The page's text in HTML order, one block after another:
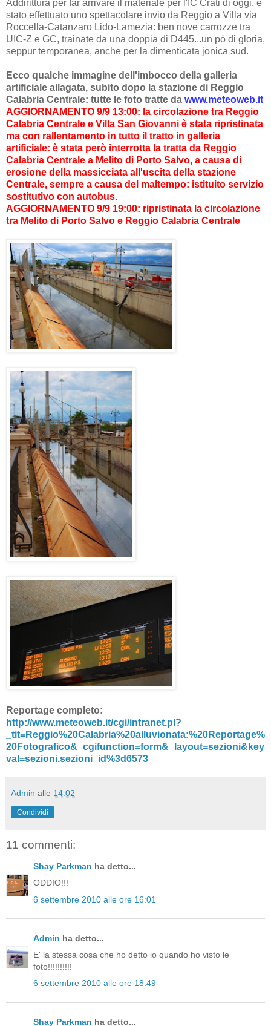
Addirittura per far arrivare il materiale per l'IC Crati di oggi, è
stato effettuato uno spettacolare invio da Reggio a Villa via
Roccella-Catanzaro Lido-Lamezia: ben nove carrozze tra
UIC-Z e GC, trainate da una doppia di D445...un pò di gloria,
seppur temporanea, anche per la dimenticata jonica sud.
Ecco qualche immagine dell'imbocco della galleria
artificiale allagata, subito dopo la stazione di Reggio
Calabria Centrale: tutte le foto tratte da www.meteoweb.it
AGGIORNAMENTO 9/9 13:00: la circolazione tra Reggio
Calabria Centrale e Villa San Giovanni è stata ripristinata
ma con rallentamento in tutto il tratto in galleria
artificiale: è stata però interrotta la tratta da Reggio
Calabria Centrale a Melito di Porto Salvo, a causa di
erosione della massicciata all'uscita della stazione
Centrale, sempre a causa del maltempo: istituito servizio
sostitutivo con autobus.
AGGIORNAMENTO 9/9 19:00: ripristinata la circolazione
tra Melito di Porto Salvo e Reggio Calabria Centrale
Reportage completo:
http://www.meteoweb.it/cgi/intranet.pl?
_tit=Reggio%20Calabria%20alluvionata:%20Reportage%
20Fotografico&_cgifunction=form&_layout=sezioni&key
val=sezioni.sezioni_id%3d6573
Admin alle 14:02
Condividi
11 commenti:
Shay Parkman ha detto...
ODDIO!!!
6 settembre 2010 alle ore 16:01
Admin ha detto...
E' la stessa cosa che ho detto io quando ho visto le
foto!!!!!!!!!!
6 settembre 2010 alle ore 18:49
Shay Parkman ha detto...